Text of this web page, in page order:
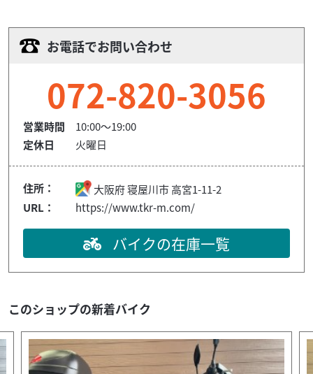
お電話でお問い合わせ
072-820-3056
営業時間
10:00～19:00
定休日
火曜日
住所： 大阪府寝屋川市高宮1-11-2
URL：
https://www.tkr-m.com/
バイクの在庫一覧
このショップの新着バイク